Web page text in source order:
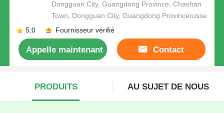
Dongguan City, Guangdong Province, Chashan
Town, Dongguan City, Guangdong Provincerusse
5.0
Fournisseur vérifié
Appelle maintenant Contact
PRODUITS AU SUJET DE NOUS